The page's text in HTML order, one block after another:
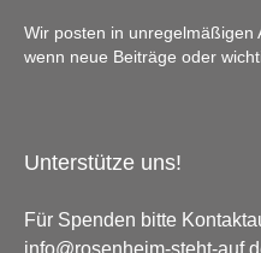
Wir posten in unregelmäßigen
wenn neue Beiträge oder
Unterstütze uns!
Für Spenden bitte